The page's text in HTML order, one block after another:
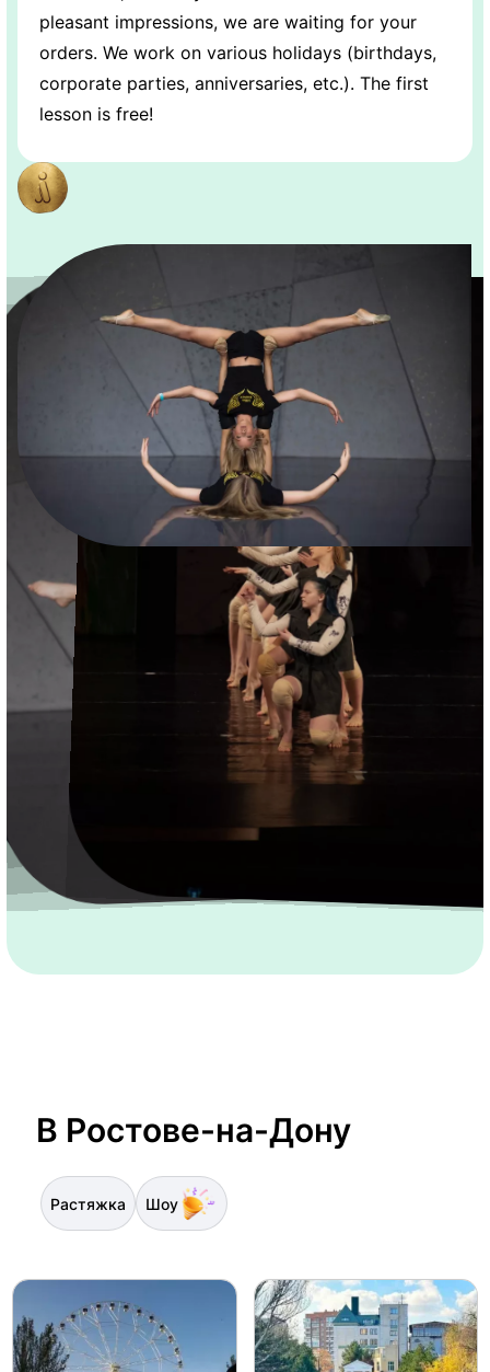
pleasant impressions, we are waiting for your
orders. We work on various holidays (birthdays,
corporate parties, anniversaries, etc.). The first
lesson is free!
В Ростове-на-Дону
Растяжка Шоу